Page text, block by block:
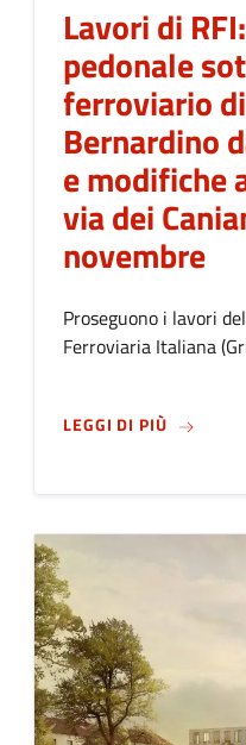
Lavori di
pedonale
ferroviario
Bernardino
e modifiche
via dei
novembre
Proseguono i lavori
Ferroviaria Italiana
LEGGI DI PIÙSU